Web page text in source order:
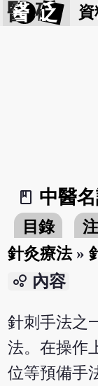
醫 砭
book_2
中醫
目錄
針灸療法»
bubble_chart 內容
針刺手法之
法。在操作
位等預備手